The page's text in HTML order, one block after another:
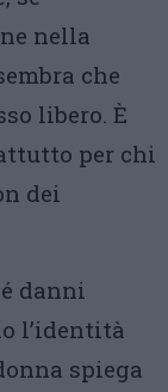
nella
che
libero. È
per chi
dei
danni
l’identità
spiega